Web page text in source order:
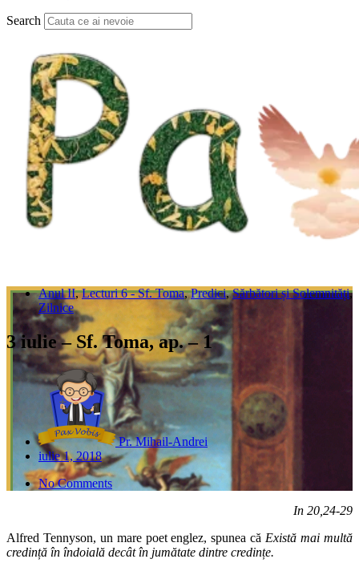
Search
Anul II,Lecturi 6 - Sf. Toma,Predici,Sărbători și Solemnități,
Zilnice
3 iulie – Sf. Toma, ap. – 1
Pr. Mihail-Andrei
iulie 1, 2018
No Comments
In 20,24-29
Alfred Tennyson, un mare poet englez, spunea că Există mai multă
credință în îndoială decât în jumătate dintre credințe.